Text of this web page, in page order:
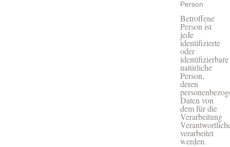
Person
Betroffene
Person ist
jede
identifizierte
oder
identifizierbare
natürliche
Person,
deren
Daten von
dem für die
Verarbeitung
verarbeitet
werden.